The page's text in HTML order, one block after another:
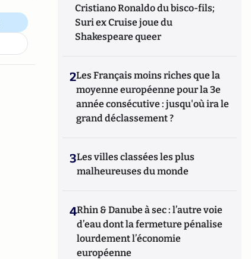
Cristiano Ronaldo du bisco-fils;
Suri ex Cruise joue du
Shakespeare queer
2Les Français moins riches que la
moyenne européenne pour la 3e
année consécutive : jusqu'où ira le
grand déclassement ?
3Les villes classées les plus
malheureuses du monde
4Rhin & Danube à sec : l’autre voie
d’eau dont la fermeture pénalise
lourdement l’économie
européenne